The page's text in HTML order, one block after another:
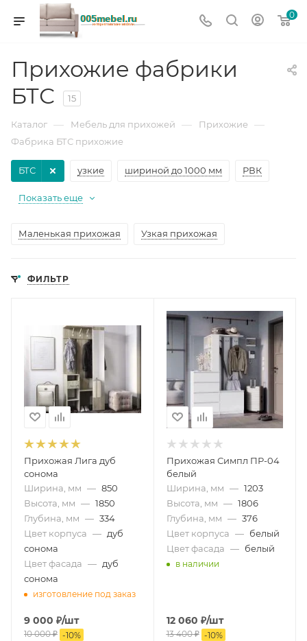
0
Прихожие фабрики
БТС
15
Каталог — Мебель для прихожей — Прихожие —
Фабрика БТС прихожие
узкие шириной до 1000 мм РВК
БТС
Показать еще
Маленькая прихожая Узкая прихожая
ФИЛЬТР
Прихожая Лига дуб
сонома
Ширина, мм — 850
Высота, мм — 1850
Глубина, мм — 334
Цвет корпуса — дуб
сонома
Цвет фасада — дуб
сонома
изготовление под заказ
9 000 ₽/шт
10 000₽ -10%
Прихожая Симпл ПР-04
белый
Ширина, мм — 1203
Высота, мм — 1806
Глубина, мм — 376
Цвет корпуса — белый
Цвет фасада — белый
в наличии
12 060 ₽/шт
13 400₽ -10%